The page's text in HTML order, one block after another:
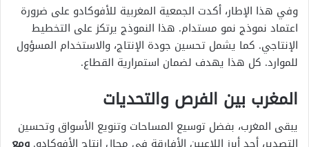
وفي هذا الإطار، أكدت الجمعية المغربية للأفوكادو على ضرورة
اعتماد نموذج نمو مستدام. هذا النموذج يرتكز على التخطيط
الإنتاجي. كما يشمل تحسين جودة الإنتاج، والاستخدام المسؤول
للموارد. كل هذا يهدف لضمان استمرارية القطاع.
المغرب بين الفرص والتحديات
يبقى المغرب، بفضل توسيع المساحات وتنويع الأسواق وتحسين